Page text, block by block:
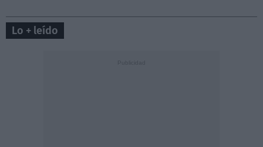
Lo + leído